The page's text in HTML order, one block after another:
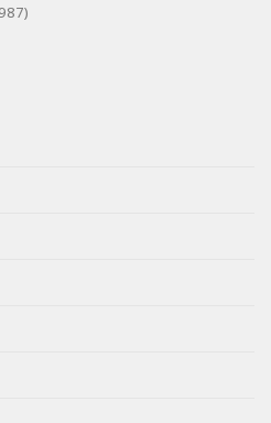
kánon
törökök
Mátyás királyért